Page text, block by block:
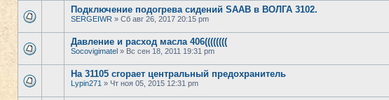
Подключение подогрева сидений SAAB в ВОЛГА 3102.
SERGEIWR » Сб авг 26, 2017 20:15 pm
Давление и расход масла 406((((((((
Socovigimatel » Вс сен 18, 2011 19:31 pm
На 31105 сгорает центральный предохранитель
Lypin271 » Чт ноя 05, 2015 12:31 pm